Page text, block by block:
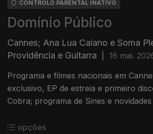
CONTROLO PARENTAL INATIVO
Domínio Público
Cannes; Ana Lua Caiano e Soma
Providência e Guitarra
16 mai.
Programa e filmes nacionais em
exclusivo, EP de estreia e primeiro
Cobra; programa de Sines e
FITEI, Futurama e Coopera;
opções